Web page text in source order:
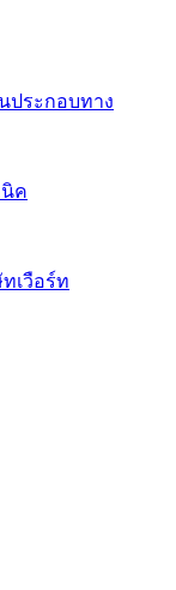
ประกอบทาง
ค
เวือร์ท